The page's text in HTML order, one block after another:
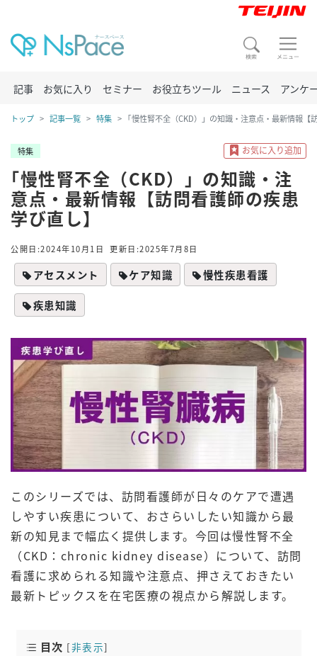
記事 お気に入り セミナー お役立ちツール ニュース アンケ
トップ 記事一覧 特集 ｢慢性腎不全（CKD）」の知識・注意点・最新情報【
特集
｢慢性腎不全（CKD）」の知識・注
意点・最新情報【訪問看護師の疾患
学び直し】
公開日:2024年10月1日 更新日:2025年7月8日
アセスメント ケア知識 慢性疾患看護
疾患知識
このシリーズでは、訪問看護師が日々のケアで遭遇
しやすい疾患について、おさらいしたい知識から最
新の知見まで幅広く提供します。今回は慢性腎不全
（CKD：chronic kidney disease）について、訪問
看護に求められる知識や注意点、押さえておきたい
最新トピックスを在宅医療の視点から解説します。
目次 [非表示]